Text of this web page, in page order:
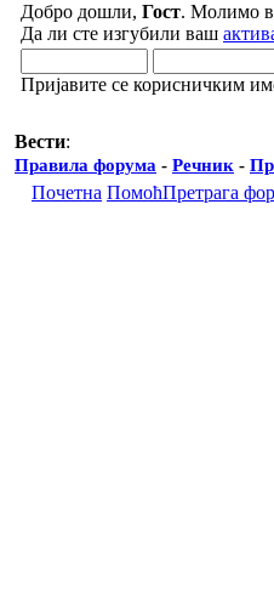
Добро дошли, Гост. Молимо
Да ли сте изгубили ваш
Пријавите се корисничким
Вести:
Правила форума - Речник -
Почетна ПомоћПретрага